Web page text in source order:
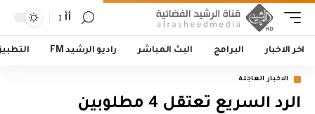
أأ
اخر الاخبار البرامج البث المباشر راديو الرشيد FM
الاخبار العاجلة
الرد السريع تعتقل 4 مطلوبين